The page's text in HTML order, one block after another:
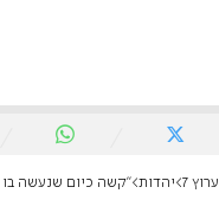
ערוץ 7 יהדות "קשה כיום שנעשה